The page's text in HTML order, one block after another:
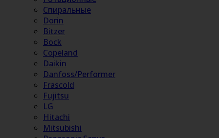
Спиральные
Dorin
Bitzer
Bock
Copeland
Daikin
Danfoss/Performer
Frascold
Fujitsu
LG
Hitachi
Mitsubishi